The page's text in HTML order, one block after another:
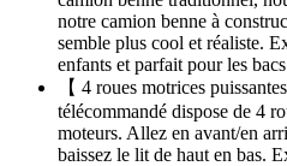
notre camion benne à
semble plus cool et réaliste.
enfants et parfait pour les
【 4 roues motrices
télécommandé dispose de 4
moteurs. Allez en avant/en
baissez le lit de haut en bas.